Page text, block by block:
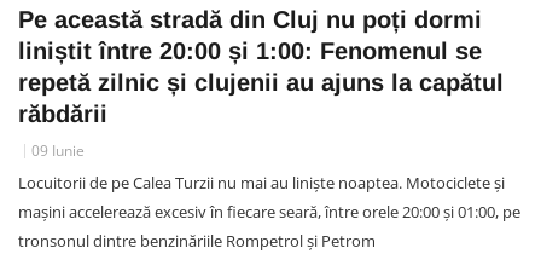
Pe această stradă din Cluj nu poți dormi
liniștit între 20:00 și 1:00: Fenomenul se
repetă zilnic și clujenii au ajuns la capătul
răbdării
09 Iunie
Locuitorii de pe Calea Turzii nu mai au liniște noaptea. Motociclete și
mașini accelerează excesiv în fiecare seară, între orele 20:00 și 01:00, pe
tronsonul dintre benzinăriile Rompetrol și Petrom